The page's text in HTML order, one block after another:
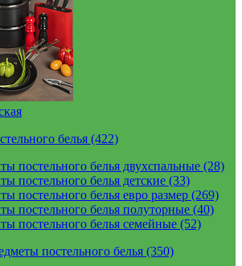
белья (422)
постельного белья двухспальные (28)
постельного белья детские (33)
постельного белья евро размер (269)
постельного белья полуторные (40)
постельного белья семейные (52)
постельного белья (350)